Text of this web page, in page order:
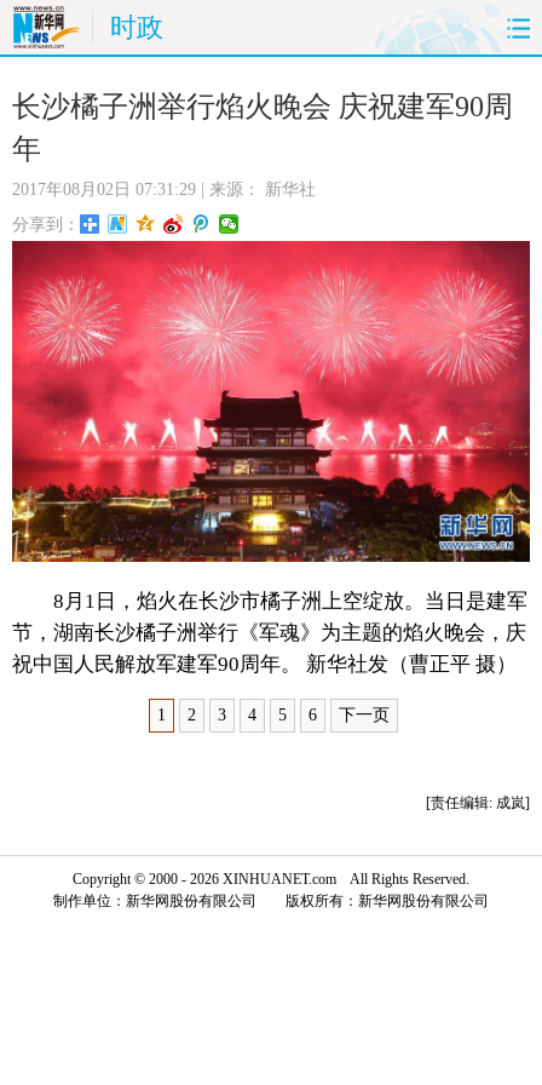
时政
首页 时政 国际 财经
时尚 思客
港澳 台湾 华人 汽车
科技 能源 房产 公司
图片 视频
旅游 健康 信息化 数据
金融 公益 军事 无人机
新华电视中文 新华电视英文 返回PC
长沙橘子洲举行焰火晚会 庆祝建军90周
年
2017年08月02日 07:31:29 | 来源： 新华社
分享到：
8月1日，焰火在长沙市橘子洲上空绽放。当日是建军
节，湖南长沙橘子洲举行《军魂》为主题的焰火晚会，庆
祝中国人民解放军建军90周年。 新华社发（曹正平 摄）
1 2 3 4 5 6 下一页
[责任编辑: 成岚]
Copyright © 2000 - 2026 XINHUANET.com All Rights Reserved.
制作单位：新华网股份有限公司 版权所有：新华网股份有限公司